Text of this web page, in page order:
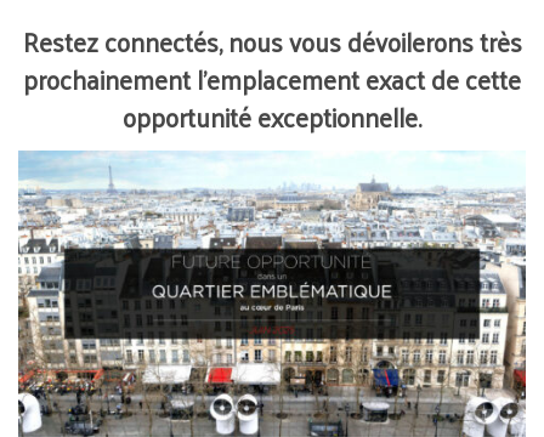
Restez connectés, nous vous dévoilerons très
prochainement l’emplacement exact de cette
opportunité exceptionnelle.